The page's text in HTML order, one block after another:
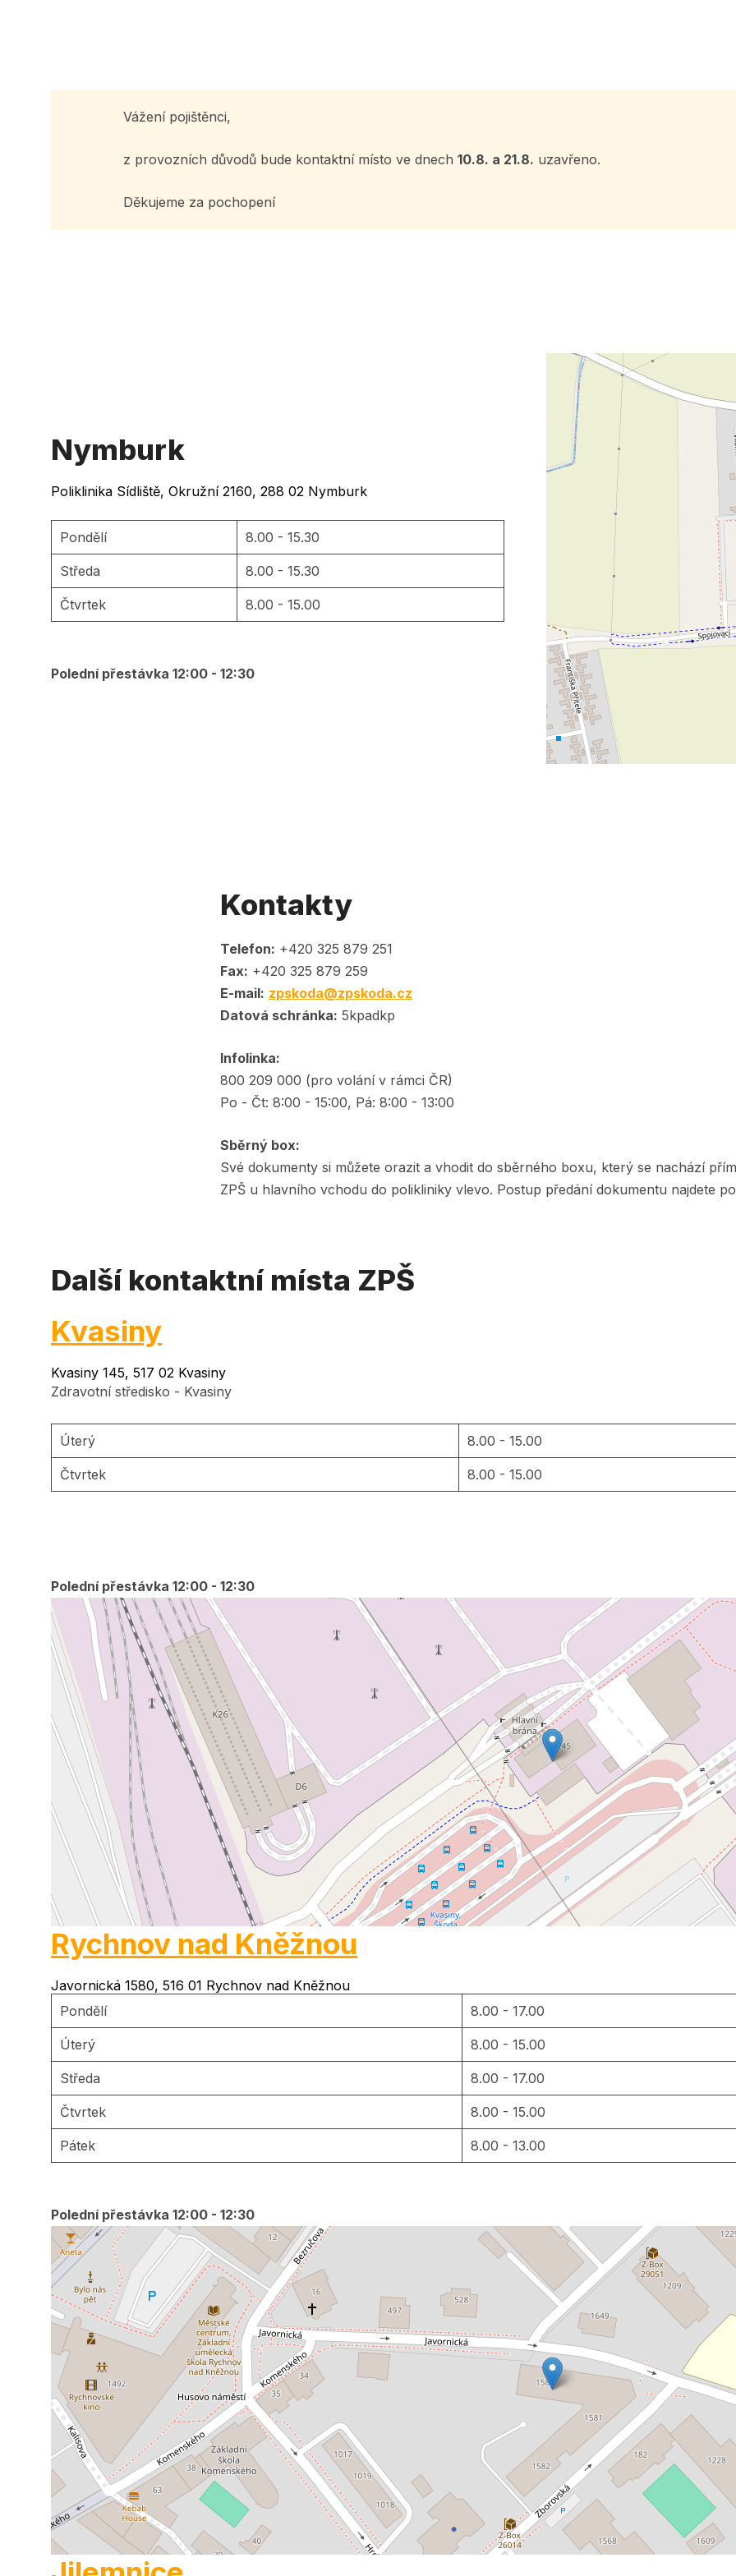
Vážení pojištěnci,
z provozních důvodů bude kontaktní místo ve dnech 10.8. a 21.8. uzavřeno.
Děkujeme za pochopení
Nymburk
Poliklinika Sídliště, Okružní 2160, 288 02 Nymburk
Pondělí 8.00 - 15.30
Středa 8.00 - 15.30
Čtvrtek 8.00 - 15.00
Polední přestávka 12:00 - 12:30
Kontakty
Telefon: +420 325 879 251
Fax: +420 325 879 259
E-mail: zpskoda@zpskoda.cz
Datová schránka: 5kpadkp
Infolinka:
800 209 000 (pro volání v rámci ČR)
Po - Čt: 8:00 - 15:00, Pá: 8:00 - 13:00
Sběrný box:
Své dokumenty si můžete orazit a vhodit do sběrného boxu, který se nachází
ZPŠ u hlavního vchodu do polikliniky vlevo. Postup předání dokumentu najdete
Další kontaktní místa ZPŠ
Kvasiny
Kvasiny 145, 517 02 Kvasiny
Zdravotní středisko - Kvasiny
Úterý 8.00 - 15.00
Čtvrtek 8.00 - 15.00
Polední přestávka 12:00 - 12:30
Rychnov nad Kněžnou
Javornická 1580, 516 01 Rychnov nad Kněžnou
Pondělí
8.00 - 17.00
Úterý 8.00 - 15.00
Středa 8.00 - 17.00
Čtvrtek 8.00 - 15.00
Pátek 8.00 - 13.00
Polední přestávka 12:00 - 12:30